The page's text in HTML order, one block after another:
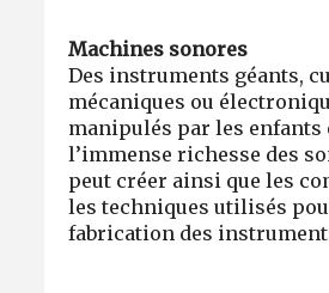
Machines sonores
Des instruments géants,
mécaniques ou
manipulés par les
l’immense richesse des
peut créer ainsi que les
les techniques utilisés
fabrication des